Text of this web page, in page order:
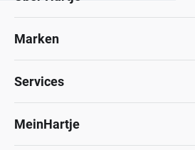
Marken
Services
MeinHartje